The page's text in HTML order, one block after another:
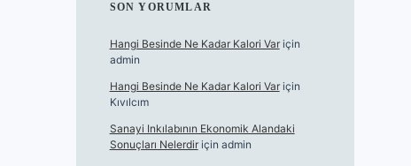
SON YORUMLAR
Hangi Besinde Ne Kadar Kalori Variçin
admin
Hangi Besinde Ne Kadar Kalori Variçin
Kıvılcım
Sanayi Inkılabının Ekonomik Alandaki
Sonuçları Nelerdiriçin admin